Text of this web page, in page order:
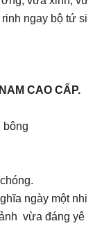
ngay bộ tứ si
CAO CẤP.
bông
ngày một nhi
vừa đáng yê